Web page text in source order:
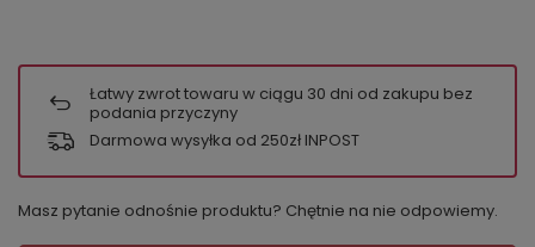
Łatwy zwrot towaru w ciągu 30 dni od zakupu bez
podania przyczyny
Darmowa wysyłka od 250zł INPOST
Masz pytanie odnośnie produktu? Chętnie na nie odpowiemy.